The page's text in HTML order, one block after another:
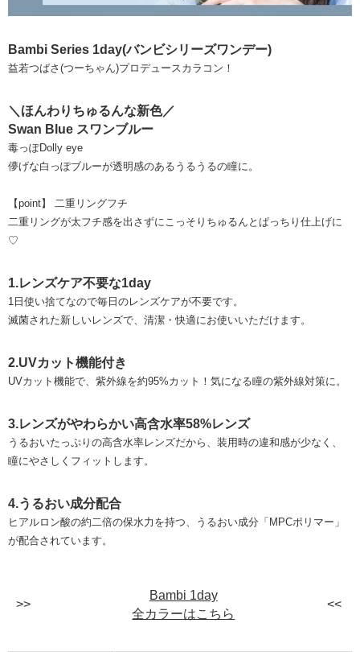
Bambi Series 1day(バンビシリーズワンデー)
益若つばさ(つーちゃん)プロデュースカラコン！
＼ほんわりちゅるんな新色／
Swan Blue スワンブルー
毒っぽDolly eye
儚げな白っぽブルーが透明感のあるうるうるの瞳に。
【point】 二重リングフチ
二重リングが太フチ感を出さずにこっそりちゅるんとぱっちり仕上げに
♡
1.レンズケア不要な1day
1日使い捨てなので毎日のレンズケアが不要です。
滅菌された新しいレンズで、清潔・快適にお使いいただけます。
2.UVカット機能付き
UVカット機能で、紫外線を約95%カット！気になる瞳の紫外線対策に。
3.レンズがやわらかい高含水率58%レンズ
うるおいたっぷりの高含水率レンズだから、装用時の違和感が少なく、
瞳にやさしくフィットします。
4.うるおい成分配合
ヒアルロン酸の約二倍の保水力を持つ、うるおい成分「MPCポリマー」
が配合されています。
Bambi 1day
全カラーはこちら